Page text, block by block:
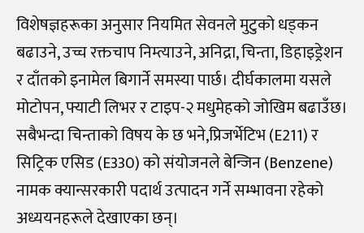
विशेषज्ञहरूका अनुसार नियमित सेवनले मुटुको धड्कन
बढाउने, उच्च रक्तचाप निम्त्याउने, अनिद्रा, चिन्ता, डिहाइड्रेशन
र दाँतको इनामेल बिगार्ने समस्या पार्छ। दीर्घकालमा यसले
मोटोपन, फ्याटी लिभर र टाइप-२ मधुमेहको जोखिम बढाउँछ।
सबैभन्दा चिन्ताको विषय के छ भने,प्रिजर्भेटिभ (E211) र
सिट्रिक एसिड (E330) को संयोजनले बेन्जिन (Benzene)
नामक क्यान्सरकारी पदार्थ उत्पादन गर्ने सम्भावना रहेको
अध्ययनहरूले देखाएका छन्।